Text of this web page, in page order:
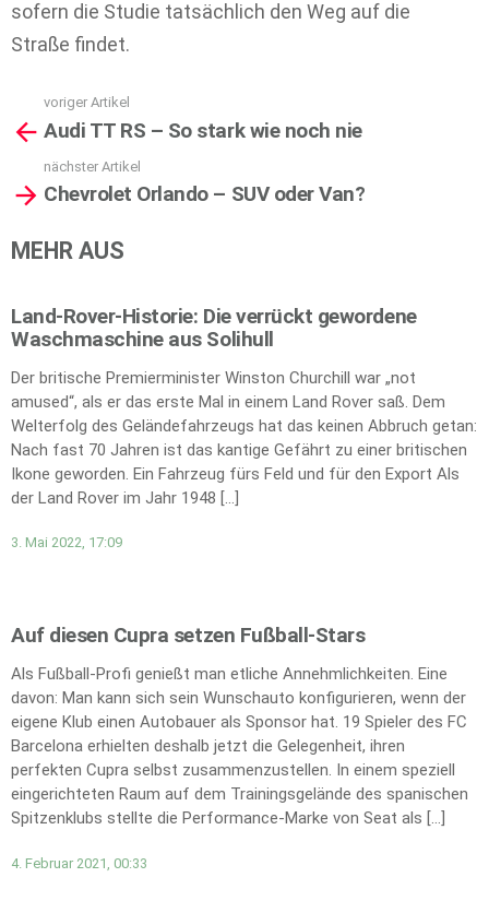
sofern die Studie tatsächlich den Weg auf die
Straße findet.
more
voriger Artikel
Audi TT RS – So stark wie noch nie
nächster Artikel
Chevrolet Orlando – SUV oder Van?
MEHR AUS
Land-Rover-Historie: Die verrückt gewordene
Waschmaschine aus Solihull
Der britische Premierminister Winston Churchill war „not
amused“, als er das erste Mal in einem Land Rover saß. Dem
Welterfolg des Geländefahrzeugs hat das keinen Abbruch getan:
Nach fast 70 Jahren ist das kantige Gefährt zu einer britischen
Ikone geworden. Ein Fahrzeug fürs Feld und für den Export Als
der Land Rover im Jahr 1948 […]
3. Mai 2022, 17:09
Auf diesen Cupra setzen Fußball-Stars
Als Fußball-Profi genießt man etliche Annehmlichkeiten. Eine
davon: Man kann sich sein Wunschauto konfigurieren, wenn der
eigene Klub einen Autobauer als Sponsor hat. 19 Spieler des FC
Barcelona erhielten deshalb jetzt die Gelegenheit, ihren
perfekten Cupra selbst zusammenzustellen. In einem speziell
eingerichteten Raum auf dem Trainingsgelände des spanischen
Spitzenklubs stellte die Performance-Marke von Seat als […]
4. Februar 2021, 00:33